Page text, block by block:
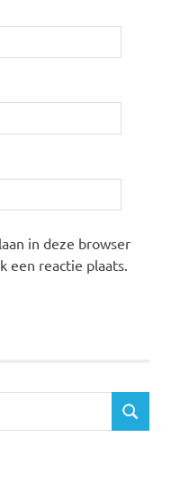
in deze browser
een reactie plaats.
ZOEKEN